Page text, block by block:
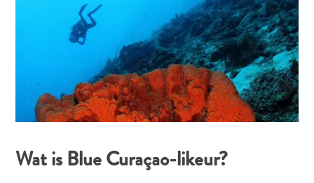
Vakantiewoningen
Wat is Blue Curaçao-likeur?